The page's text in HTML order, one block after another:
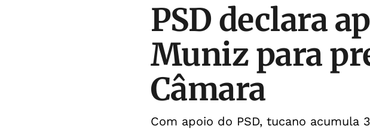
PSD declara
Muniz para
Câmara
Com apoio do PSD, tucano acumula